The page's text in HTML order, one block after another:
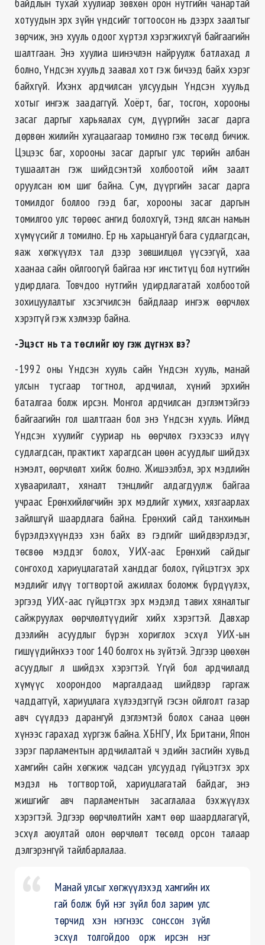
хотуудын эрх зүйн үндсийг тогтоосон нь дээрх заалтыг
зөрчиж, энэ хууль одоог хүртэл хэрэгжихгүй байгаагийн
шалтгаан. Энэ хуулиа шинэчлэн найруулж батлахад л
болно, Үндсэн хуульд заавал хот гэж бичээд байх хэрэг
байхгүй. Ихэнх ардчилсан улсуудын Үндсэн хуульд
хотыг ингэж заадаггүй. Хоёрт, баг, тосгон, хорооны
засаг даргыг харьяалах сум, дүүргийн засаг дарга
дөрвөн жилийн хугацаагаар томилно гэж төсөлд бичиж.
Цэцээс баг, хорооны засаг даргыг улс төрийн албан
тушаалтан гэж шийдсэнтэй холбоотой ийм заалт
оруулсан юм шиг байна. Сум, дүүргийн засаг дарга
томилдог боллоо гээд баг, хорооны засаг даргын
томилгоо улс төрөөс ангид болохгүй, тэнд ялсан намын
хүмүүсийг л томилно. Ер нь харьцангуй бага судлагдсан,
яаж хөгжүүлэх тал дээр зөвшилцөл үүсээгүй, хаа
хаанаа сайн ойлгоогүй байгаа нэг инститүц бол нутгийн
удирдлага. Товчдоо нутгийн удирдлагатай холбоотой
зохицуулалтыг хэсэгчилсэн байдлаар ингэж өөрчлөх
хэрэггүй гэж хэлмээр байна.
-Эцэст нь та төслийг юу гэж дүгнэх вэ?
-1992 оны Үндсэн хууль сайн Үндсэн хууль, манай
улсын тусгаар тогтнол, ардчилал, хүний эрхийн
баталгаа болж ирсэн. Монгол ардчилсан дэглэмтэйгээ
байгаагийн гол шалтгаан бол энэ Үндсэн хууль. Иймд
Үндсэн хуулийг сууриар нь өөрчлөх гэхээсээ илүү
судлагдсан, практикт харагдсан цөөн асуудлыг шийдэх
нэмэлт, өөрчлөлт хийж болно. Жишээлбэл, эрх мэдлийн
хуваарилалт, хяналт тэнцлийг алдагдуулж байгаа
учраас Ерөнхийлөгчийн эрх мэдлийг хумих, хязгаарлах
зайлшгүй шаардлага байна. Ерөнхий сайд танхимын
бүрэлдэхүүндээ хэн байх вэ гэдгийг шийдвэрлэдэг,
төсвөө мэддэг болох, УИХ-аас Ерөнхий сайдыг
сонгоход хариуцлагатай ханддаг болох, гүйцэтгэх эрх
мэдлийг илүү тогтвортой ажиллах боломж бүрдүүлэх,
эргээд УИХ-аас гүйцэтгэх эрх мэдэлд тавих хяналтыг
сайжруулах өөрчлөлтүүдийг хийх хэрэгтэй. Давхар
дээлийн асуудлыг бүрэн хориглох эсхүл УИХ-ын
гишүүдийнхээ тоог 140 болгох нь зүйтэй. Эдгээр цөөхөн
асуудлыг л шийдэх хэрэгтэй. Үгүй бол ардчилалд
хүмүүс хоорондоо маргалдаад шийдвэр гаргаж
чаддаггүй, хариуцлага хүлээдэггүй гэсэн ойлголт газар
авч сүүлдээ дарангуй дэглэмтэй болох санаа цөөн
хүнээс гарахад хүргэж байна. ХБНГУ, Их Британи, Япон
зэрэг парламентын ардчилалтай ч эдийн засгийн хувьд
хамгийн сайн хөгжиж чадсан улсуудад гүйцэтгэх эрх
мэдэл нь тогтвортой, хариуцлагатай байдаг, энэ
жишгийг авч парламентын засаглалаа бэхжүүлэх
хэрэгтэй. Эдгээр өөрчлөлтийн хамт өөр шаардлагагүй,
эсхүл аюултай олон өөрчлөлт төсөлд орсон талаар
дэлгэрэнгүй тайлбарлалаа.
Манай улсыг хөгжүүлэхэд хамгийн их
гай болж буй нэг зүйл бол зарим улс
төрчид хэн нэгнээс сонссон зүйл
эсхүл толгойдоо орж ирсэн нэг